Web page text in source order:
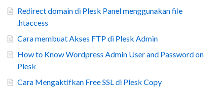
Redirect domain di Plesk Panel menggunakan file
.htaccess
Cara membuat Akses FTP di Plesk Admin
How to Know Wordpress Admin User and Password on
Plesk
Cara Mengaktifkan Free SSL di Plesk Copy